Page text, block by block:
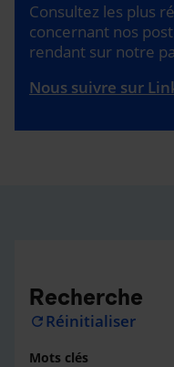
Consultez les plus
concernant nos
rendant sur notre
Nous suivre sur
Recherche
refresh Réinitialiser
Mots clés